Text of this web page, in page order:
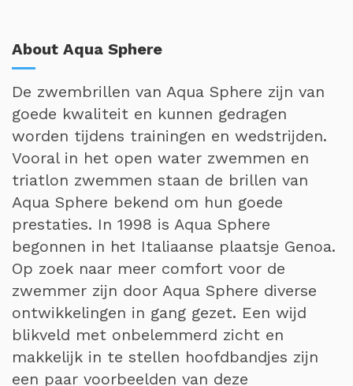
About Aqua Sphere
De zwembrillen van Aqua Sphere zijn van
goede kwaliteit en kunnen gedragen
worden tijdens trainingen en wedstrijden.
Vooral in het open water zwemmen en
triatlon zwemmen staan de brillen van
Aqua Sphere bekend om hun goede
prestaties. In 1998 is Aqua Sphere
begonnen in het Italiaanse plaatsje Genoa.
Op zoek naar meer comfort voor de
zwemmer zijn door Aqua Sphere diverse
ontwikkelingen in gang gezet. Een wijd
blikveld met onbelemmerd zicht en
makkelijk in te stellen hoofdbandjes zijn
een paar voorbeelden van deze